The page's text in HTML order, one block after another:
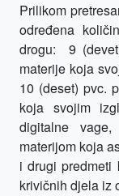
Prilikom
određena
drogu:
9
materije koja
10 (deset) pvc.
koja svojim
digitalne
materijom koja
i drugi
krivičnih djela iz